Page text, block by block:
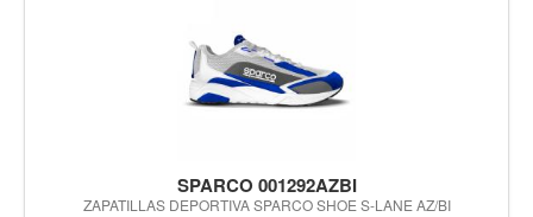
SPARCO 001292AZBI
ZAPATILLAS DEPORTIVA SPARCO SHOE S-LANE AZ/BI